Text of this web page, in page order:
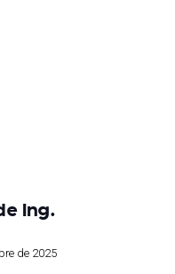
Ing.
de 2025